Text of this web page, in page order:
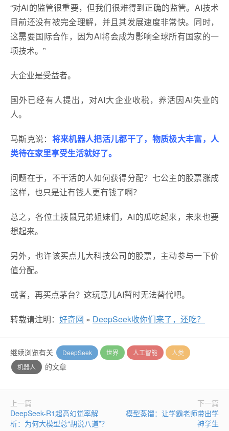
“对AI的监管很重要，但我们很难得到正确的监管。AI技术
目前还没有被完全理解，并且其发展速度非常快。同时，
这需要国际合作，因为AI将会成为影响全球所有国家的一
项技术。”
大企业是受益者。
国外已经有人提出，对AI大企业收税，养活因AI失业的
人。
马斯克说： 将来机器人把活儿都干了，物质极大丰富，人
类待在家里享受生活就好了。
问题在于，不干活的人如何获得分配？七公主的股票涨成
这样，也只是让有钱人更有钱了啊？
总之，各位土拨鼠兄弟姐妹们，AI的瓜吃起来，未来也要
想起来。
另外，也许该买点儿大科技公司的股票，主动参与一下价
值分配。
或者，再买点茅台？这玩意儿AI暂时无法替代吧。
转载请注明： 好奇网 » DeepSeek收你们来了，还吃？
继续浏览有关 DeepSeek 世界 人工智能
人类
机器人
的文章
上一篇
DeepSeek-R1超高幻觉率解
析：为何大模型总“胡说八道”？
下一篇
模型蒸馏：让学霸老师带出学
神学生